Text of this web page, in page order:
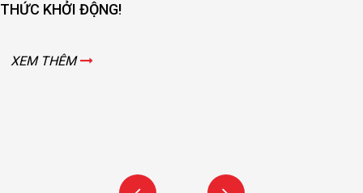
XEM THÊM